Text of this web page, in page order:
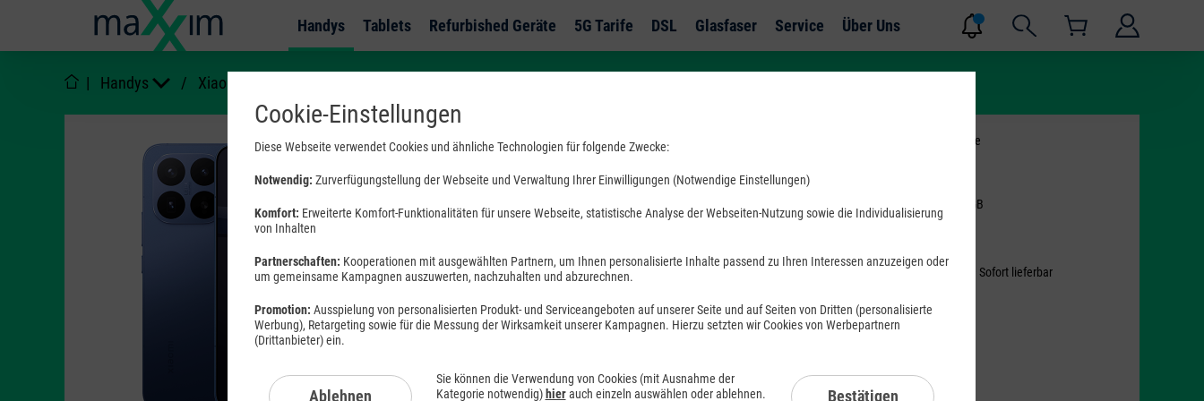
Handys Tablets Refurbished Geräte 5G Tarife DSL Glasfaser Service Über Uns
| Handys / Xiaomi
Produktdatenblatt
10 - 100
W
USB PD
Neu
Xiaomi 17T Pro
mit Vertrag
Leica 5x Teleobjektiv, bis zu 120x AI Ultra Zoom
100W kabelgebundenes und 50W kabelloses
HyperCharge
6,83" 144Hz augenschonendes Display
Xiaomi Hyper AI
Deep Blue
512 GB
Verfügbarkeit -Sofort lieferbar
Cookie-Einstellungen
Diese Webseite verwendet Cookies und ähnliche Technologien für folgende Zwecke:
Notwendig: Zurverfügungstellung der Webseite und Verwaltung Ihrer Einwilligungen (Notwendige Einstellungen)
Komfort: Erweiterte Komfort-Funktionalitäten für unsere Webseite, statistische Analyse der Webseiten-Nutzung sowie die Individualisierung
von Inhalten
Partnerschaften: Kooperationen mit ausgewählten Partnern, um Ihnen personalisierte Inhalte passend zu Ihren Interessen anzuzeigen oder
um gemeinsame Kampagnen auszuwerten, nachzuhalten und abzurechnen.
Promotion: Ausspielung von personalisierten Produkt- und Serviceangeboten auf unserer Seite und auf Seiten von Dritten (personalisierte
Werbung), Retargeting sowie für die Messung der Wirksamkeit unserer Kampagnen. Hierzu setzten wir Cookies von Werbepartnern
(Drittanbieter) ein.
Ablehnen
Sie können die Verwendung von Cookies (mit Ausnahme der
Kategorie notwendig) hierauch einzeln auswählen oder ablehnen. Bestätigen